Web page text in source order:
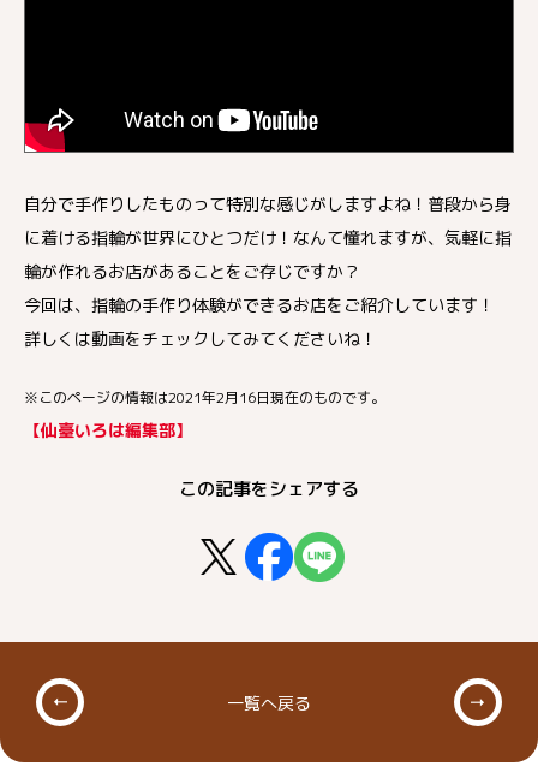
自分で手作りしたものって特別な感じがしますよね！普段から身
に着ける指輪が世界にひとつだけ！なんて憧れますが、気軽に指
輪が作れるお店があることをご存じですか？
今回は、指輪の手作り体験ができるお店をご紹介しています！
詳しくは動画をチェックしてみてくださいね！
※このページの情報は2021年2月16日現在のものです。
【仙臺いろは編集部】
この記事をシェアする
一覧へ戻る